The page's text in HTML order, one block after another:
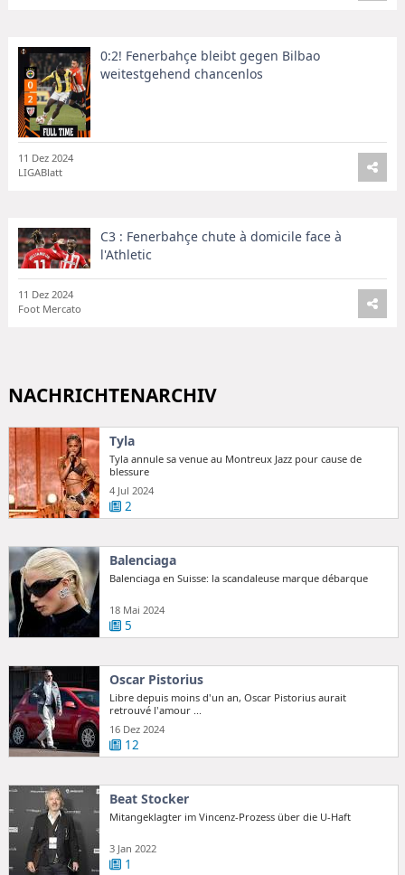
0:2! Fenerbahçe bleibt gegen Bilbao
weitestgehend chancenlos
11 Dez 2024
LIGABlatt
C3 : Fenerbahçe chute à domicile face à
l'Athletic
11 Dez 2024
Foot Mercato
NACHRICHTENARCHIV
Tyla
Tyla annule sa venue au Montreux Jazz pour cause de
blessure
4 Jul 2024
2
Balenciaga
Balenciaga en Suisse: la scandaleuse marque débarque
18 Mai 2024
5
Oscar Pistorius
Libre depuis moins d'un an, Oscar Pistorius aurait
retrouvé l'amour ...
16 Dez 2024
12
Beat Stocker
Mitangeklagter im Vincenz-Prozess über die U-Haft
3 Jan 2022
1